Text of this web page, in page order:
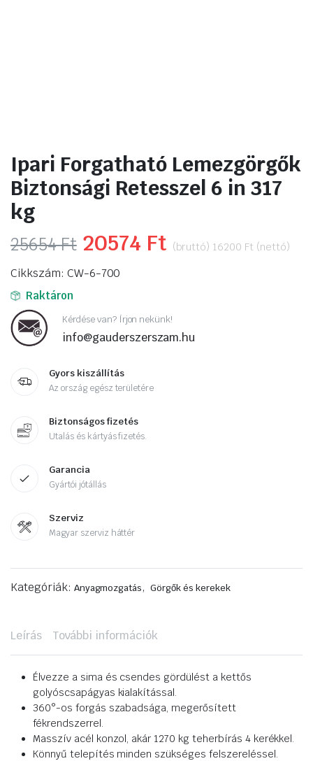
Ipari Forgatható Lemezgörgők
Biztonsági Retesszel 6 in 317
kg
25654Ft Original
price
25654 Ft.
20574 Ft Current
20574 Ft.
(bruttó) 16200 Ft (nettó)
Cikkszám: CW-6-700
Raktáron
Kérdése van? Írjon nekünk!
info@gauderszerszam.hu
Gyors kiszállítás
Az ország egész területére
Biztonságos fizetés
Utalás és kártyás fizetés.
Garancia
Gyártói jótállás
Szerviz
Magyar szerviz háttér
Kategóriák: Anyagmozgatás, Görgők és kerekek
Leírás További információk
Élvezze a sima és csendes gördülést a kettős
golyóscsapágyas kialakítással.
360°-os forgás szabadsága, megerősített
fékrendszerrel.
Masszív acél konzol, akár 1270 kg teherbírás 4 kerékkel.
Könnyű telepítés minden szükséges felszereléssel.